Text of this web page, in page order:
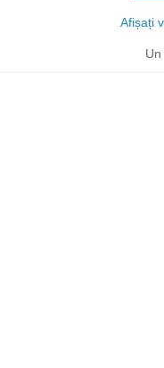
Afișați